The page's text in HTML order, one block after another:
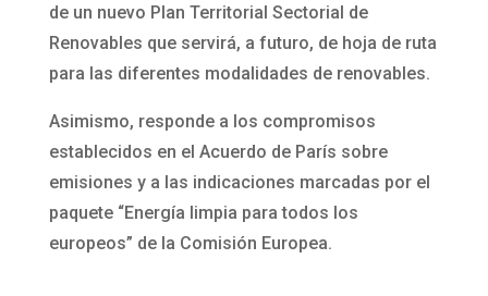
de un nuevo Plan Territorial Sectorial de
Renovables que servirá, a futuro, de hoja de ruta
para las diferentes modalidades de renovables.
Asimismo, responde a los compromisos
establecidos en el Acuerdo de París sobre
emisiones y a las indicaciones marcadas por el
paquete “Energía limpia para todos los
europeos” de la Comisión Europea.